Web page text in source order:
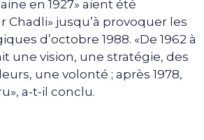
en 1927» aient été
Chadli» jusqu’à provoquer les
d’octobre 1988. «De 1962 à
une vision, une stratégie, des
une volonté ; après 1978,
a-t-il conclu.